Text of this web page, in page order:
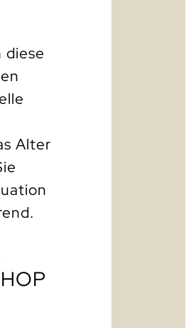
diese
Alter